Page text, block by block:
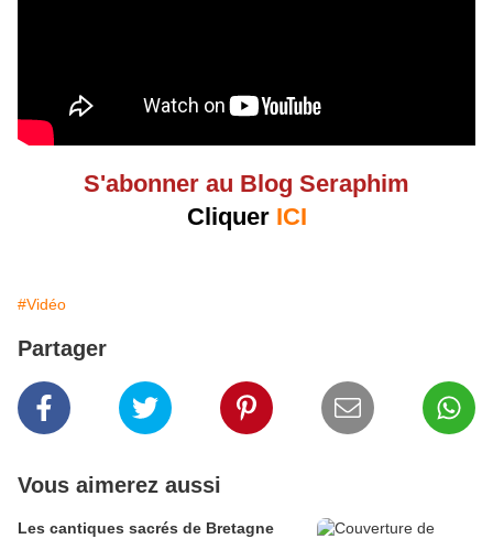
S'abonner au Blog Seraphim
Cliquer ICI
#Vidéo
Partager
Vous aimerez aussi
Les cantiques sacrés de Bretagne